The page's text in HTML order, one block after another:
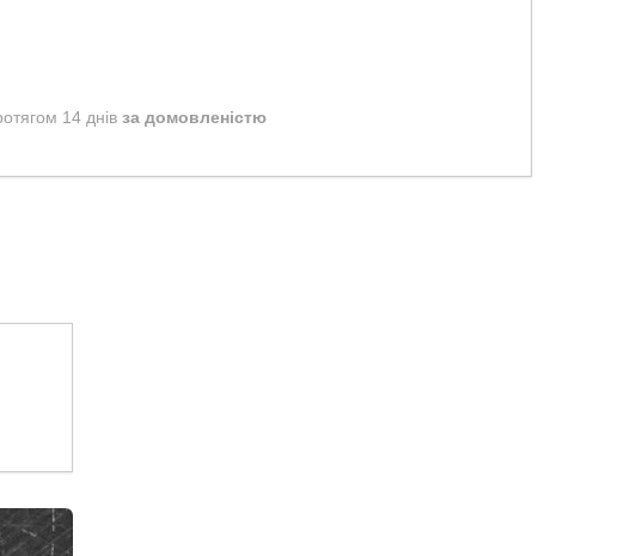
14 днів за домовленістю